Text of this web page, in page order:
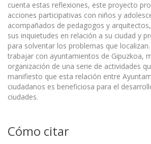
cuenta estas reflexiones, este proyecto
acciones participativas con niños y
acompañados de pedagogos y
sus inquietudes en relación a su ciudad y
para solventar los problemas que
trabajar con ayuntamientos de Gipuzkoa,
organización de una serie de actividades
manifiesto que esta relación entre
ciudadanos es beneficiosa para el
ciudades.
Cómo citar